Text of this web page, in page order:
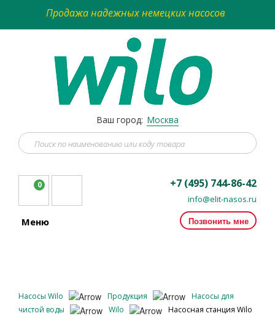
Продажа надежных немецких насосов
Ваш город: Москва
0 +7 (495) 744-86-42
info@elit-nasos.ru
Позвонить мне
Меню
Насосы Wilo Продукция
Насосы для
чистой воды
Wilo
Насосная станция Wilo